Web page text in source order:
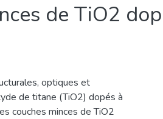
de TiO2
optiques et
de titane (TiO2) dopés à
couches minces de TiO2